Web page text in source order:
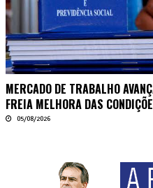
MERCADO DE TRABALHO
FREIA MELHORA DAS
05/08/2026